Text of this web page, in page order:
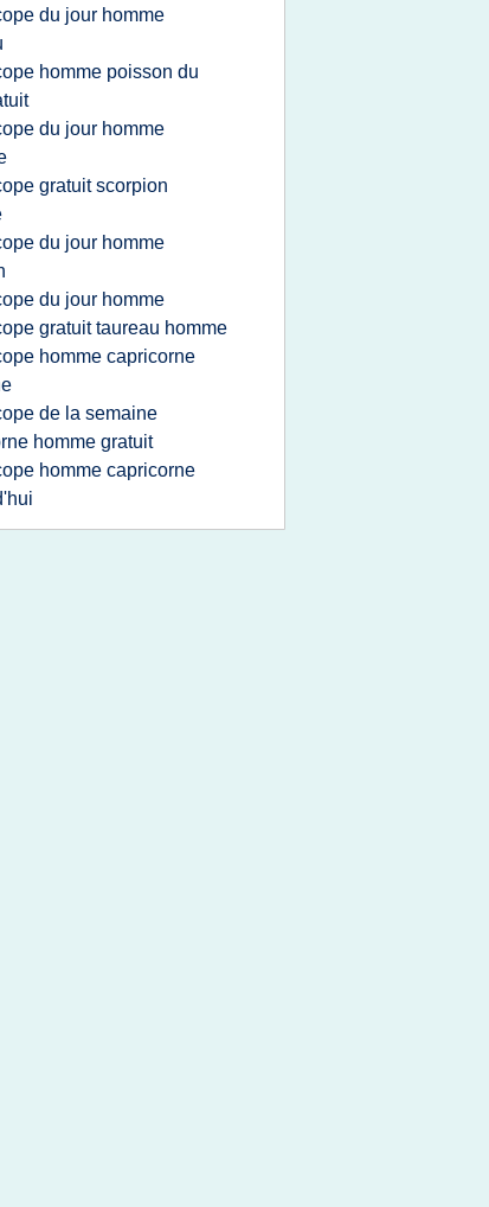
du jour homme
homme poisson du
du jour homme
gratuit scorpion
du jour homme
du jour homme
gratuit taureau homme
homme capricorne
de la semaine
homme gratuit
homme capricorne